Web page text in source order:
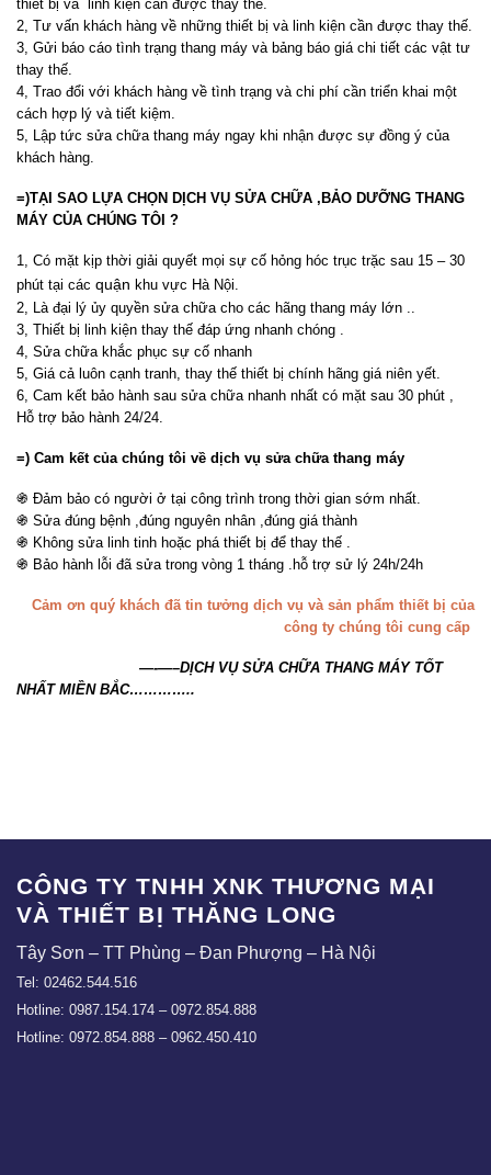
thiết bị và linh kiện cần được thay thế.
2, Tư vấn khách hàng về những thiết bị và linh kiện cần được thay thế.
3, Gửi báo cáo tình trạng thang máy và bảng báo giá chi tiết các vật tư
thay thế.
4, Trao đổi với khách hàng về tình trạng và chi phí cần triển khai một
cách hợp lý và tiết kiệm.
5, Lập tức sửa chữa thang máy ngay khi nhận được sự đồng ý của
khách hàng.
=)TẠI SAO LỰA CHỌN DỊCH VỤ SỬA CHỮA ,BẢO DƯỠNG THANG
MÁY CỦA CHÚNG TÔI ?
1, Có mặt kịp thời giải quyết mọi sự cố hỏng hóc trục trặc sau 15 – 30
phút tại các quận khu vực Hà Nội.
2, Là đại lý ủy quyền sửa chữa cho các hãng thang máy lớn ..
3, Thiết bị linh kiện thay thế đáp ứng nhanh chóng .
4, Sửa chữa khắc phục sự cố nhanh
5, Giá cả luôn cạnh tranh, thay thế thiết bị chính hãng giá niên yết.
6, Cam kết bảo hành sau sửa chữa nhanh nhất có mặt sau 30 phút ,
Hỗ trợ bảo hành 24/24.
=) Cam kết của chúng tôi về dịch vụ sửa chữa thang máy
֍ Đảm bảo có người ở tại công trình trong thời gian sớm nhất.
֍ Sửa đúng bệnh ,đúng nguyên nhân ,đúng giá thành
֍ Không sửa linh tinh hoặc phá thiết bị để thay thế .
֍ Bảo hành lỗi đã sửa trong vòng 1 tháng .hỗ trợ sử lý 24h/24h
Cảm ơn quý khách đã tin tưởng dịch vụ và sản phẩm thiết bị của
công ty chúng tôi cung cấp
—-—–DỊCH VỤ SỬA CHỮA THANG MÁY TỐT
NHẤT MIỀN BẮC…………..
CÔNG TY TNHH XNK THƯƠNG MẠI
VÀ THIẾT BỊ THĂNG LONG
Tây Sơn – TT Phùng – Đan Phượng – Hà Nội
Tel: 02462.544.516
Hotline: 0987.154.174 – 0972.854.888
Hotline: 0972.854.888 – 0962.450.410